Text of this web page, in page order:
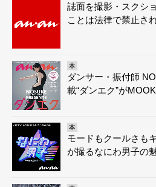
誌面を撮影・スクシ
ことは法律で禁止さ
本
ダンサー・振付師
載“ダンエク”がMOOK
本
モードもクールさも
が撮るなにわ男子の